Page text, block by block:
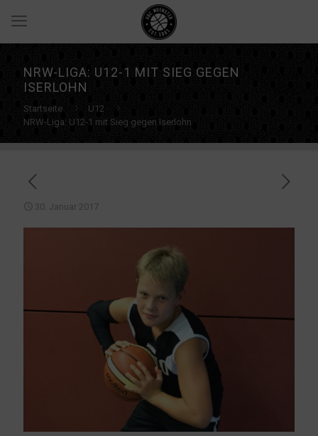
NRW-LIGA: U12-1 MIT SIEG GEGEN
ISERLOHN
Startseite
U12
NRW-Liga: U12-1 mit Sieg gegen Iserlohn
30. Januar 2017